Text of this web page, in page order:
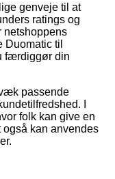
genveje til at
ratings og
netshoppens
Duomatic til
færdiggør din
passende
I
folk kan give en
kan anvendes